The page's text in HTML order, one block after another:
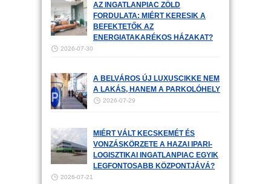
AZ INGATLANPIAC ZÖLD
FORDULATA: MIÉRT KERESIK A
BEFEKTETŐK AZ
ENERGIATAKARÉKOS HÁZAKAT?
2026-07-30
A BELVÁROS ÚJ LUXUSCIKKE NEM
A LAKÁS, HANEM A PARKOLÓHELY
2026-07-29
MIÉRT VÁLT KECSKEMÉT ÉS
VONZÁSKÖRZETE A HAZAI IPARI-
LOGISZTIKAI INGATLANPIAC EGYIK
LEGFONTOSABB KÖZPONTJÁVÁ?
2026-07-21